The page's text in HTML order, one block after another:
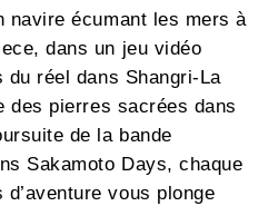
navire écumant les mers à
dans un jeu vidéo
réel dans Shangri-La
des pierres sacrées dans
de la bande
Sakamoto Days, chaque
vous plonge